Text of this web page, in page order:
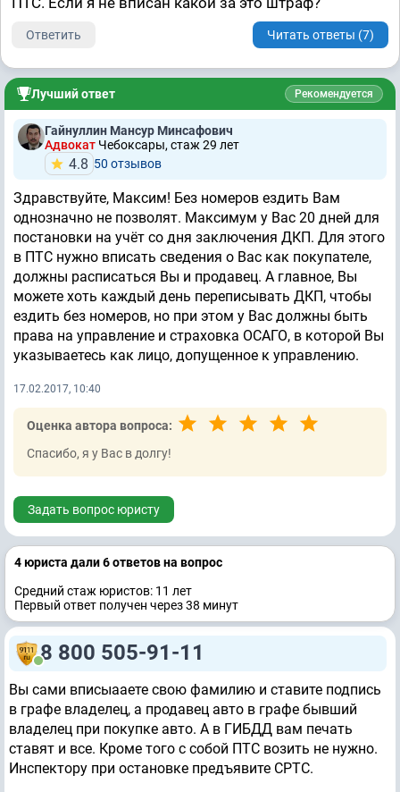
Ответить Читать ответы (7)
Лучший ответ Рекомендуется
Гайнуллин Мансур Минсафович
Адвокат Чебоксары, стаж 29 лет
4.8 50 отзывов
Здравствуйте, Максим! Без номеров ездить Вам
однозначно не позволят. Максимум у Вас 20 дней для
постановки на учёт со дня заключения ДКП. Для этого
в ПТС нужно вписать сведения о Вас как покупателе,
должны расписаться Вы и продавец. А главное, Вы
можете хоть каждый день переписывать ДКП, чтобы
ездить без номеров, но при этом у Вас должны быть
права на управление и страховка ОСАГО, в которой Вы
указываетесь как лицо, допущенное к управлению.
17.02.2017, 10:40
Оценка автора вопроса:
Спасибо, я у Вас в долгу!
Задать вопрос юристу
4 юристa дали 6 ответов на вопрос
Средний стаж юристов: 11 лет
Первый ответ получен через 38 минут
8 800 505-91-11
Вы сами вписыааете свою фамилию и ставите подпись
в графе владелец, а продавец авто в графе бывший
владелец при покупке авто. А в ГИБДД вам печать
ставят и все. Кроме того с собой ПТС возить не нужно.
Инспектору при остановке предъявите СРТС.